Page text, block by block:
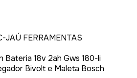
JAÚ FERRAMENTAS
Bateria 18v 2ah Gws 180-li
Bivolt e Maleta Bosch